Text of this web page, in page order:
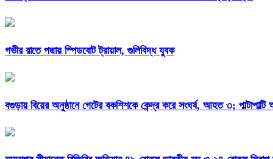
গভীর রাতে পদ্মায় স্পিডবোট ট্রায়াল, গুলিবিদ্ধ যুবক
বগুড়ায় বিয়ের অনুষ্ঠানে গেটের বকশিশকে কেন্দ্র করে সংঘর্ষ, আহত ৩;